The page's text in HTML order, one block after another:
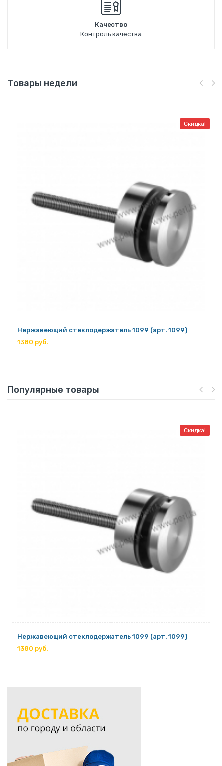
Качество
Контроль качества
Товары недели
Скидка!
Нержавеющий стеклодержатель 1099 (арт. 1099)
1380 руб.
Популярные товары
Скидка!
Нержавеющий стеклодержатель 1099 (арт. 1099)
1380 руб.